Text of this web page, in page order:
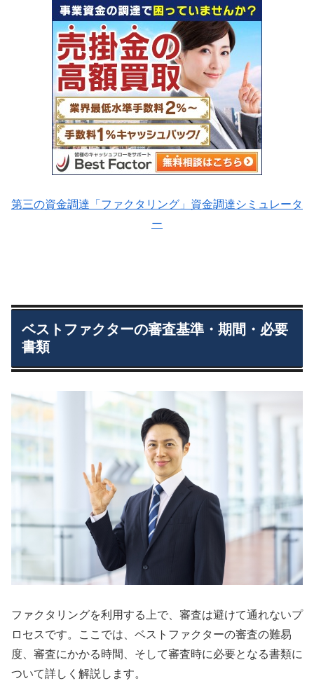
第三の資金調達「ファクタリング」資金調達シミュレータ
ー
ベストファクターの審査基準・期間・必要
書類
ファクタリングを利用する上で、審査は避けて通れないプ
ロセスです。ここでは、ベストファクターの審査の難易
度、審査にかかる時間、そして審査時に必要となる書類に
ついて詳しく解説します。